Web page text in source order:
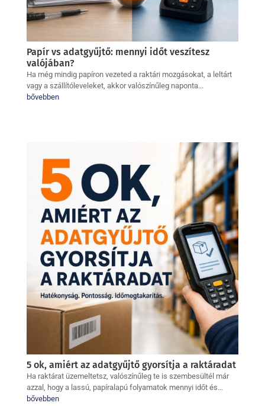
Papír vs adatgyűjtő: mennyi időt veszítesz
valójában?
Ha még mindig papíron vezeted a raktári mozgásokat, a leltárt
vagy a szállítóleveleket, akkor valószínűleg naponta...
bővebben
5 ok, amiért az adatgyűjtő gyorsítja a raktáradat
Ha raktárat üzemeltetsz, valószínűleg te is szembesültél már
azzal, hogy a lassú, papíralapú folyamatok mennyi időt és...
bővebben